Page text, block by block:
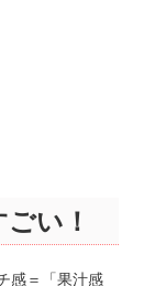
い！
感＝「果汁感